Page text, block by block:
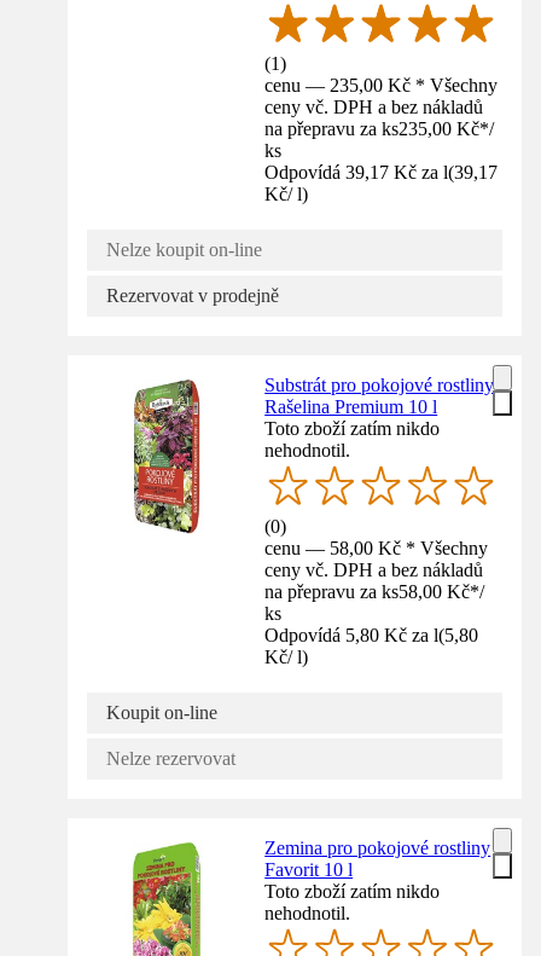
(1)
cenu — 235,00 Kč * Všechny
ceny vč. DPH a bez nákladů
na přepravu za ks235,00 Kč*/
ks
Odpovídá 39,17 Kč za l(39,17
Kč/ l)
Nelze koupit on-line
Rezervovat v prodejně
Substrát pro pokojové rostliny
Rašelina Premium 10 l
Toto zboží zatím nikdo
nehodnotil.
(0)
cenu — 58,00 Kč * Všechny
ceny vč. DPH a bez nákladů
na přepravu za ks58,00 Kč*/
ks
Odpovídá 5,80 Kč za l(5,80
Kč/ l)
Koupit on-line
Nelze rezervovat
Zemina pro pokojové rostliny
Favorit 10 l
Toto zboží zatím nikdo
nehodnotil.